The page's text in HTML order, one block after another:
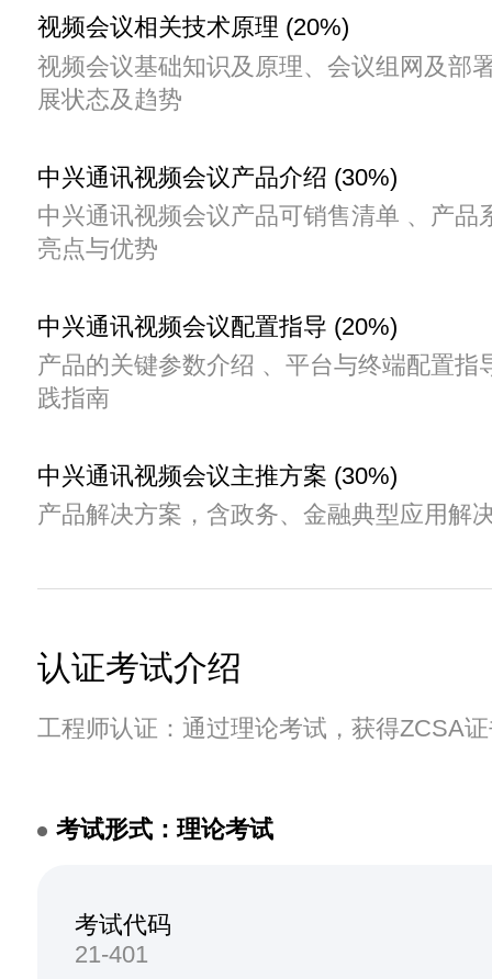
视频会议相关技术原理 (20%)
视频会议基础知识及原理、会议组网及部
展状态及趋势
中兴通讯视频会议产品介绍 (30%)
中兴通讯视频会议产品可销售清单 、产品
亮点与优势
中兴通讯视频会议配置指导 (20%)
产品的关键参数介绍 、平台与终端配置指
践指南
中兴通讯视频会议主推方案 (30%)
产品解决方案，含政务、金融典型应用解
认证考试介绍
工程师认证：通过理论考试，获得ZCSA
考试形式：理论考试
考试代码
21-401